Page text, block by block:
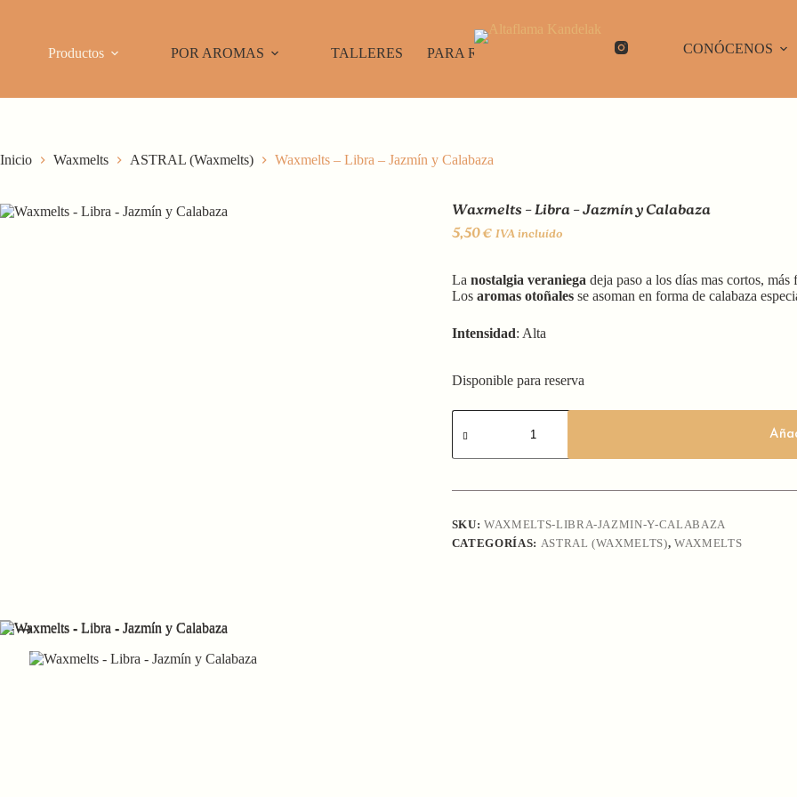
Productos
POR AROMAS TALLERES PARA REGALAR CONÓCENOS
Inicio Waxmelts ASTRAL (Waxmelts) Waxmelts – Libra – Jazmín y Calabaza
Waxmelts – Libra – Jazmín y Calabaza
5,50€ IVA incluído
La nostalgia veraniega deja paso a los días mas cortos,
Los aromas otoñalesse asoman en forma de calabaza
Intensidad: Alta
Disponible para reserva
Waxmelts
-
y
cantidad
SKU:WAXMELTS-LIBRA-JAZMIN-Y-CALABAZA
CATEGORÍAS: ASTRAL (WAXMELTS),WAXMELTS